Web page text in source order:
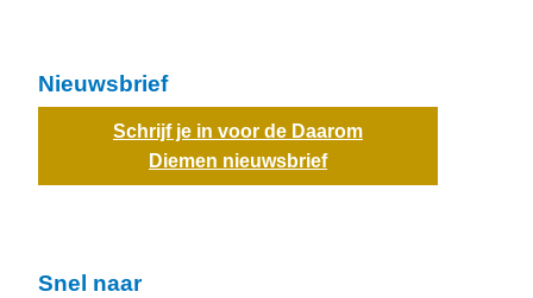
Nieuwsbrief
Schrijf je in voor de Daarom
Diemen nieuwsbrief
Snel naar